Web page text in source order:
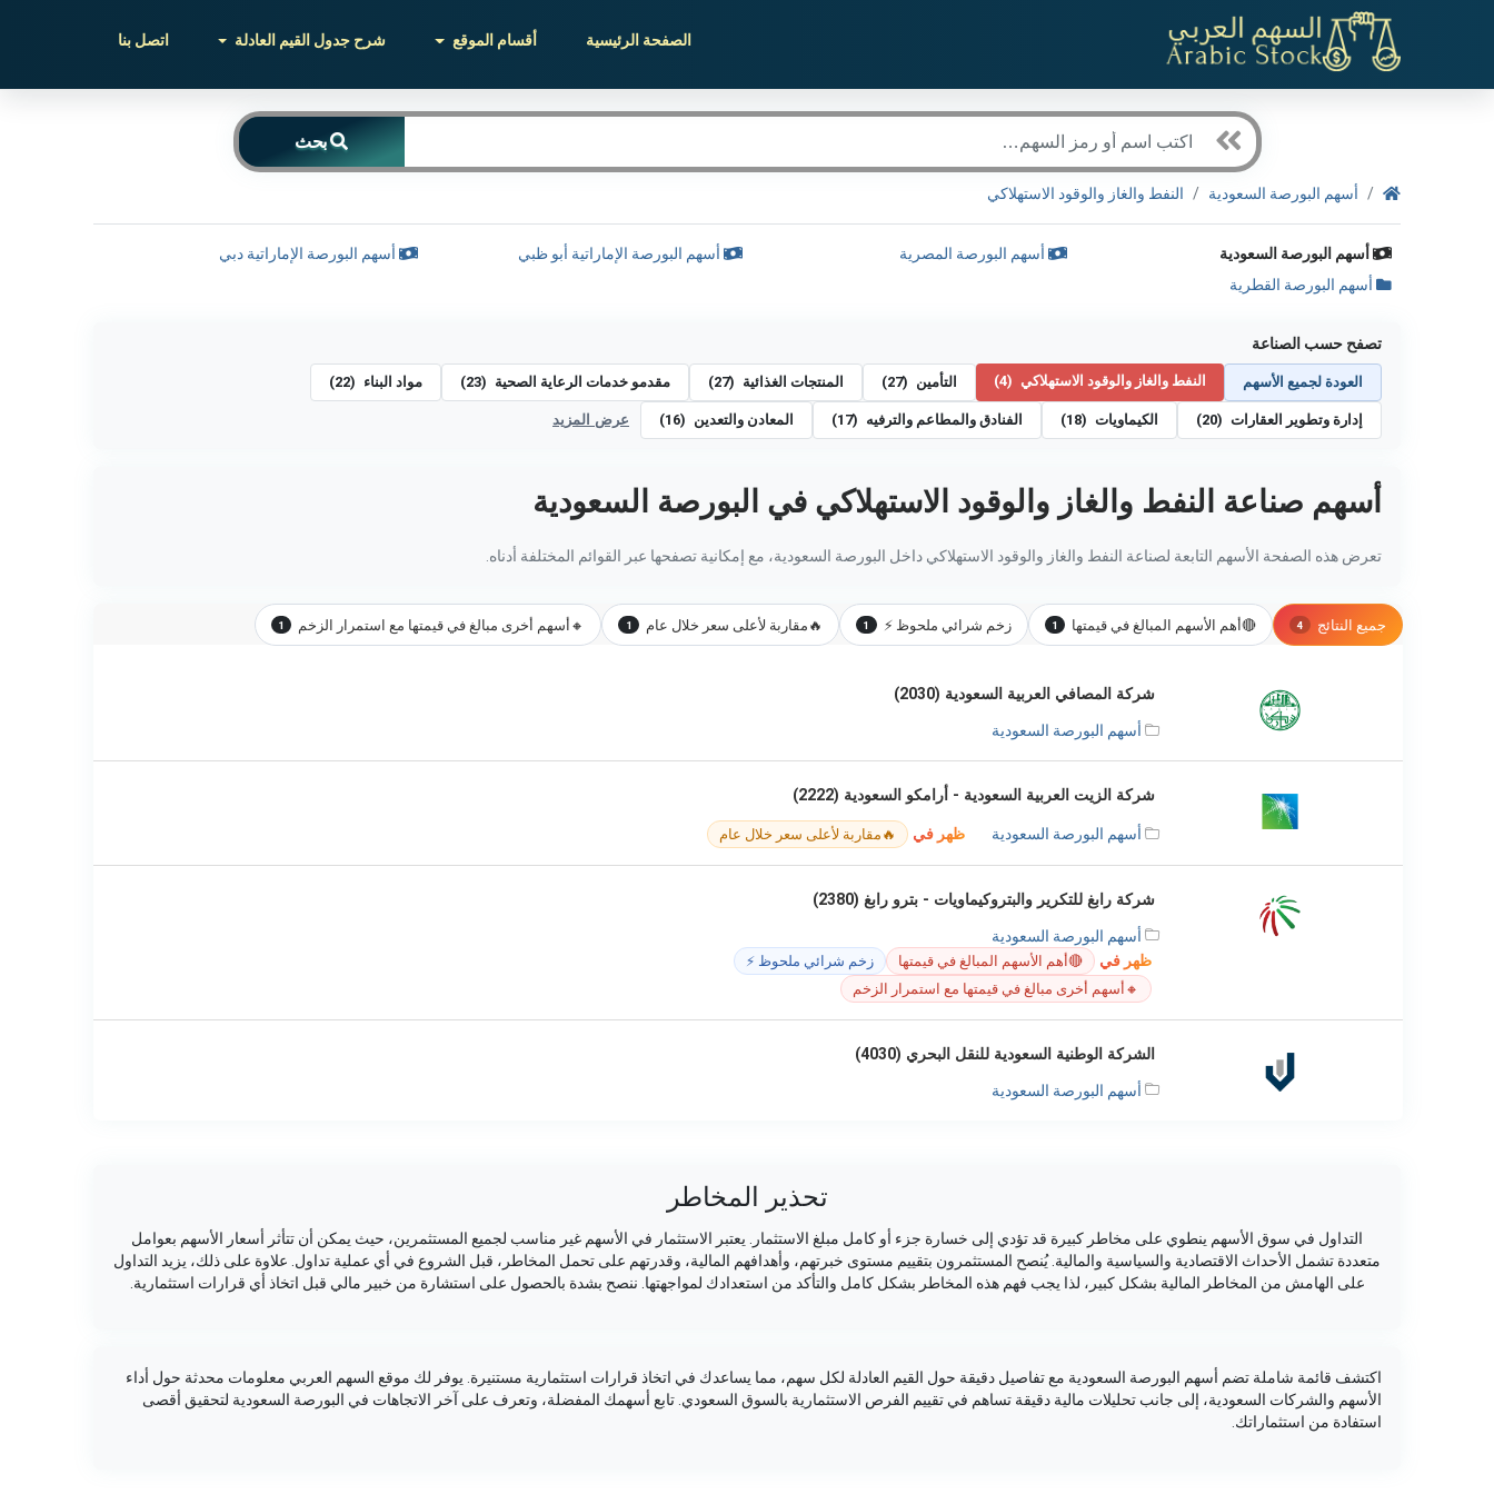
الصفحة الرئيسية أقسام الموقع شرح جدول القيم العادلة اتصل بنا
بحث
أسهم البورصة السعودية النفط والغاز والوقود الاستهلاكي
أسهم البورصة السعودية أسهم البورصة المصرية أسهم البورصة الإماراتية أبو ظبي
أسهم البورصة الإماراتية دبي
أسهم البورصة القطرية
تصفح حسب الصناعة
العودة لجميع الأسهم النفط والغاز والوقود الاستهلاكي (4) التأمين (27) المنتجات الغذائية (27) مقدمو خدمات الرعاية الصحية (23) مواد البناء (22)
إدارة وتطوير العقارات (20) الكيماويات (18) الفنادق والمطاعم والترفيه (17) المعادن والتعدين (16) عرض المزيد
أسهم صناعة النفط والغاز والوقود الاستهلاكي في البورصة السعودية
تعرض هذه الصفحة الأسهم التابعة لصناعة النفط والغاز والوقود الاستهلاكي داخل البورصة السعودية، مع إمكانية تصفحها عبر القوائم المختلفة أدناه.
جميع النتائج 4
🔴أهم الأسهم المبالغ في قيمتها 1 زخم شرائي ملحوظ ⚡ 1
🔥 مقاربة لأعلى سعر خلال عام 1
🔸 أسهم أخرى مبالغ في قيمتها مع استمرار الزخم 1
شركة المصافي العربية السعودية (2030)
أسهم البورصة السعودية
شركة الزيت العربية السعودية - أرامكو السعودية (2222)
أسهم البورصة السعودية ظهر في 🔥 مقاربة لأعلى سعر خلال عام
شركة رابغ للتكرير والبتروكيماويات - بترو رابغ (2380)
أسهم البورصة السعودية
ظهر في
🔴أهم الأسهم المبالغ في قيمتها
زخم شرائي ملحوظ ⚡
🔸 أسهم أخرى مبالغ في قيمتها مع استمرار الزخم
الشركة الوطنية السعودية للنقل البحري (4030)
أسهم البورصة السعودية
تحذير المخاطر
التداول في سوق الأسهم ينطوي على مخاطر كبيرة قد تؤدي إلى خسارة جزء أو كامل مبلغ الاستثمار. يعتبر الاستثمار في الأسهم غير مناسب لجميع المستثمرين، حيث يمكن أن تتأثر أسعار الأسهم بعوامل
متعددة تشمل الأحداث الاقتصادية والسياسية والمالية. يُنصح المستثمرون بتقييم مستوى خبرتهم، وأهدافهم المالية، وقدرتهم على تحمل المخاطر، قبل الشروع في أي عملية تداول. علاوة على ذلك، يزيد التداول
على الهامش من المخاطر المالية بشكل كبير، لذا يجب فهم هذه المخاطر بشكل كامل والتأكد من استعدادك لمواجهتها. ننصح بشدة بالحصول على استشارة من خبير مالي قبل اتخاذ أي قرارات استثمارية.
اكتشف قائمة شاملة تضم أسهم البورصة السعودية مع تفاصيل دقيقة حول القيم العادلة لكل سهم، مما يساعدك في اتخاذ قرارات استثمارية مستنيرة. يوفر لك موقع السهم العربي معلومات محدثة حول أداء
الأسهم والشركات السعودية، إلى جانب تحليلات مالية دقيقة تساهم في تقييم الفرص الاستثمارية بالسوق السعودي. تابع أسهمك المفضلة، وتعرف على آخر الاتجاهات في البورصة السعودية لتحقيق أقصى
استفادة من استثماراتك.